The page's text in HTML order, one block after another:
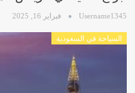
Username1345 فبراير 16, 2025
السياحة في السعودية